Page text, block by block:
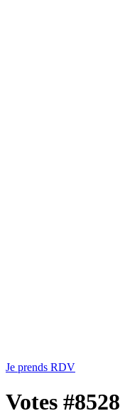
Je prends RDV
Votes #8528